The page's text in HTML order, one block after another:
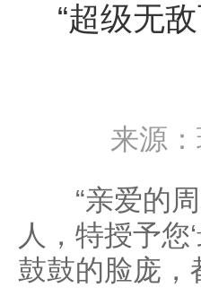
“超级无
来源
“亲爱的周
人，特授予您
鼓鼓的脸庞，